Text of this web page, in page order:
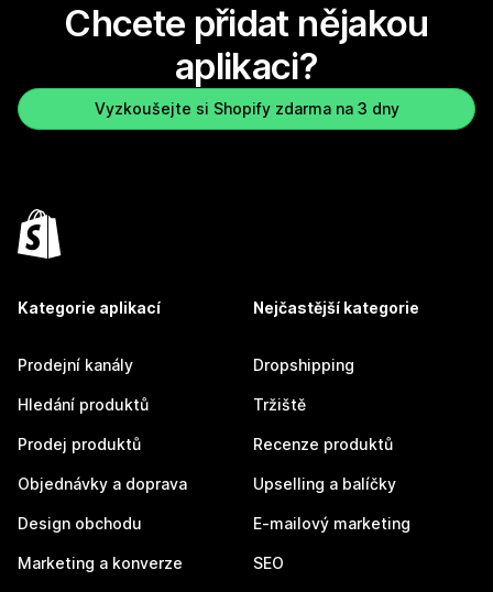
Chcete přidat nějakou
aplikaci?
Vyzkoušejte si Shopify zdarma na 3 dny
Kategorie aplikací
Prodejní kanály
Hledání produktů
Prodej produktů
Objednávky a doprava
Design obchodu
Marketing a konverze
Nejčastější kategorie
Dropshipping
Tržiště
Recenze produktů
Upselling a balíčky
E-mailový marketing
SEO